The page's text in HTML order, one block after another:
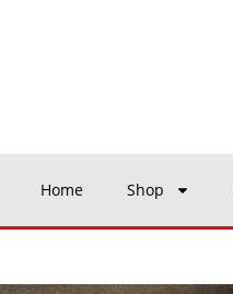
Home Shop